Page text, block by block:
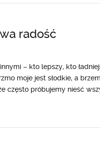
radość
– kto lepszy, kto
moje jest słodkie, a
często próbujemy nieść